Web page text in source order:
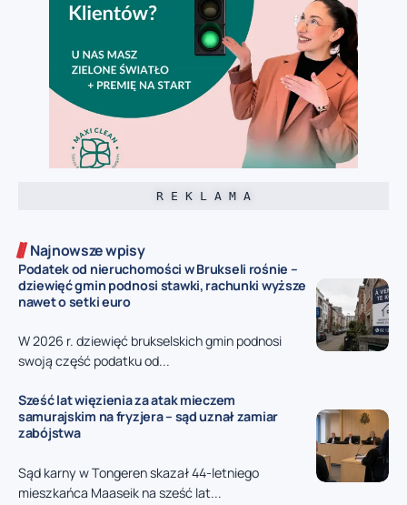
R E K L A M A
Najnowsze wpisy
Podatek od nieruchomości w Brukseli rośnie –
dziewięć gmin podnosi stawki, rachunki wyższe
nawet o setki euro
W 2026 r. dziewięć brukselskich gmin podnosi
swoją część podatku od...
Sześć lat więzienia za atak mieczem
samurajskim na fryzjera – sąd uznał zamiar
zabójstwa
Sąd karny w Tongeren skazał 44-letniego
mieszkańca Maaseik na sześć lat...